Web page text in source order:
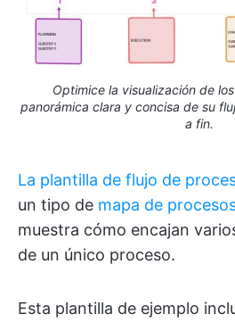
Optimice la visualización de
panorámica clara y concisa de su
a fin.
La plantilla de flujo de
un tipo de mapa de
muestra cómo encajan
de un único proceso.
Esta plantilla de ejemplo